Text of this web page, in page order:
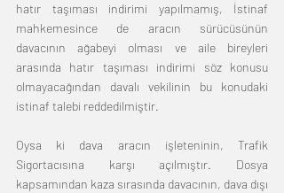
hatır taşıması indirimi yapılmamış, İstinaf
mahkemesince de aracın sürücüsünün
davacının ağabeyi olması ve aile bireyleri
arasında hatır taşıması indirimi söz konusu
olmayacağından davalı vekilinin bu konudaki
istinaf talebi reddedilmiştir.
Oysa ki dava aracın işleteninin, Trafik
Sigortacısına karşı açılmıştır. Dosya
kapsamından kaza sırasında davacının, dava dışı